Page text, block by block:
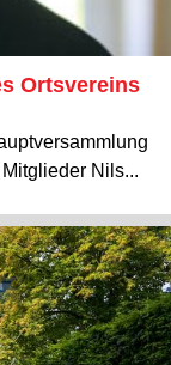
Ortsvereins
Nils...